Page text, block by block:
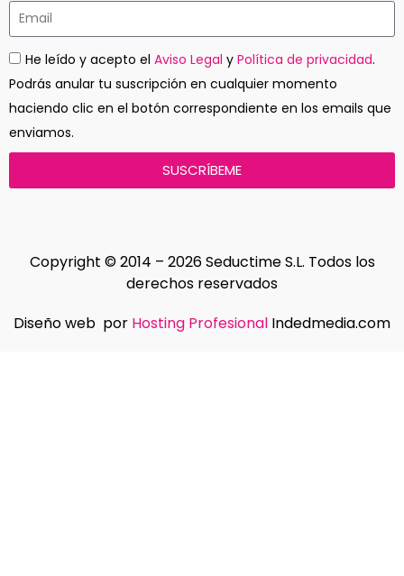
He leído y acepto el Aviso Legal y Política de privacidad.
Podrás anular tu suscripción en cualquier momento
haciendo clic en el botón correspondiente en los emails que
enviamos.
SUSCRÍBEME
Copyright © 2014 – 2026 Seductime S.L. Todos los
derechos reservados
Diseño web por Hosting Profesional Indedmedia.com